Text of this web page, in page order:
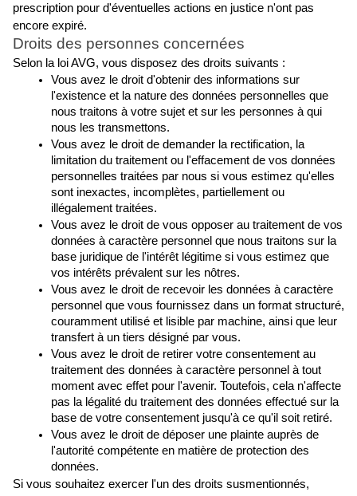
prescription pour d'éventuelles actions en justice n'ont pas
encore expiré.
Droits des personnes concernées
Selon la loi AVG, vous disposez des droits suivants :
Vous avez le droit d'obtenir des informations sur
l'existence et la nature des données personnelles que
nous traitons à votre sujet et sur les personnes à qui
nous les transmettons.
Vous avez le droit de demander la rectification, la
limitation du traitement ou l'effacement de vos données
personnelles traitées par nous si vous estimez qu'elles
sont inexactes, incomplètes, partiellement ou
illégalement traitées.
Vous avez le droit de vous opposer au traitement de vos
données à caractère personnel que nous traitons sur la
base juridique de l'intérêt légitime si vous estimez que
vos intérêts prévalent sur les nôtres.
Vous avez le droit de recevoir les données à caractère
personnel que vous fournissez dans un format structuré,
couramment utilisé et lisible par machine, ainsi que leur
transfert à un tiers désigné par vous.
Vous avez le droit de retirer votre consentement au
traitement des données à caractère personnel à tout
moment avec effet pour l'avenir. Toutefois, cela n'affecte
pas la légalité du traitement des données effectué sur la
base de votre consentement jusqu'à ce qu'il soit retiré.
Vous avez le droit de déposer une plainte auprès de
l'autorité compétente en matière de protection des
données.
Si vous souhaitez exercer l'un des droits susmentionnés,